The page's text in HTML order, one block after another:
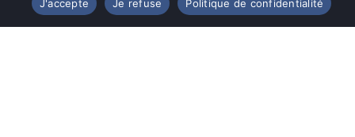
J'accepte
Je refuse Politique de confidentialité